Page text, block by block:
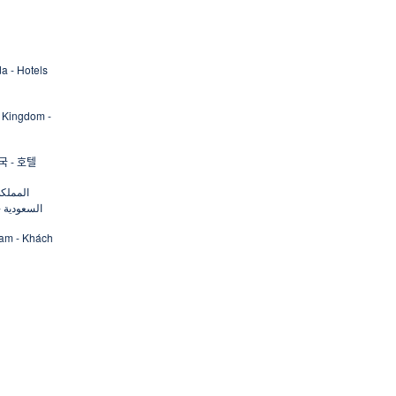
- Hotels
-
- 호텔
السعودية
- Khách